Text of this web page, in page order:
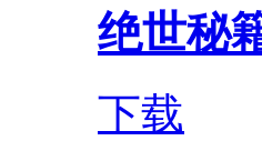
绝世秘
下载